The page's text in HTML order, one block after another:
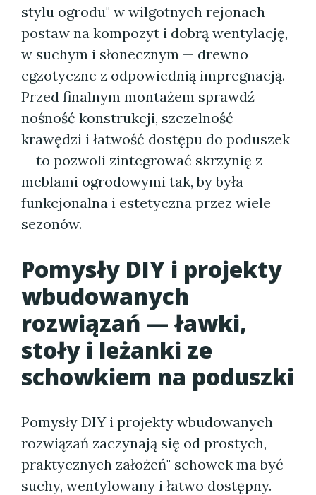
stylu ogrodu" w wilgotnych rejonach
postaw na kompozyt i dobrą wentylację,
w suchym i słonecznym — drewno
egzotyczne z odpowiednią impregnacją.
Przed finalnym montażem sprawdź
nośność konstrukcji, szczelność
krawędzi i łatwość dostępu do poduszek
— to pozwoli zintegrować skrzynię z
meblami ogrodowymi tak, by była
funkcjonalna i estetyczna przez wiele
sezonów.
Pomysły DIY i projekty
wbudowanych
rozwiązań — ławki,
stoły i leżanki ze
schowkiem na poduszki
Pomysły DIY i projekty wbudowanych
rozwiązań zaczynają się od prostych,
praktycznych założeń" schowek ma być
suchy, wentylowany i łatwo dostępny.